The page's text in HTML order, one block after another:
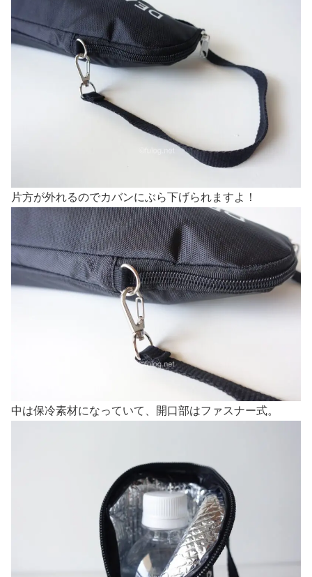
片方が外れるのでカバンにぶら下げられますよ！
中は保冷素材になっていて、開口部はファスナー式。